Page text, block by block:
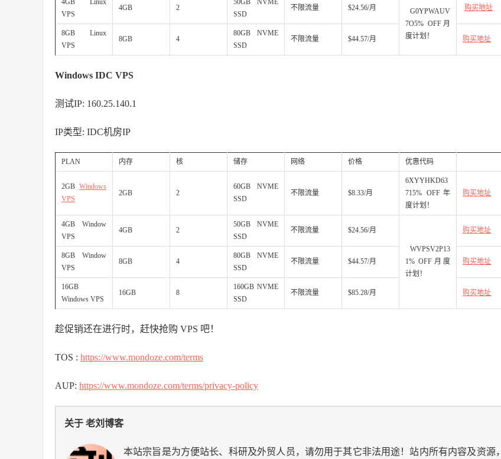
VPS
4GB 2
SSD
不限流量 $24.56/月
G0YPWAUV
7O5% OFF月
度计划！
购买地址
8GB Linux
VPS
8GB 4
80GB NVME
SSD
不限流量 $44.57/月 购买地址
Windows IDC VPS
测试IP: 160.25.140.1
IP类型: IDC机房IP
PLAN 内存 核 储存 网络 价格 优惠代码
2GB Windows
VPS
2GB 2
60GB NVME
SSD
不限流量 $8.33/月
6XYYHKD63
715% OFF年
度计划！
购买地址
4GB Window
VPS
4GB 2
50GB NVME
SSD
不限流量 $24.56/月
WVPSV2P13
1% OFF月度
计划！
购买地址
8GB Window
VPS
8GB 4
80GB NVME
SSD
不限流量 $44.57/月 购买地址
16GB
Windows VPS
16GB 8
160GB NVME
SSD
不限流量 $85.28/月 购买地址
趁促销还在进行时，赶快抢购 VPS 吧！
TOS : https://www.mondoze.com/terms
AUP: https://www.mondoze.com/terms/privacy-policy
关于 老刘博客
本站宗旨是为方便站长、科研及外贸人员，请勿用于其它非法用途！站内所有内容及资源，